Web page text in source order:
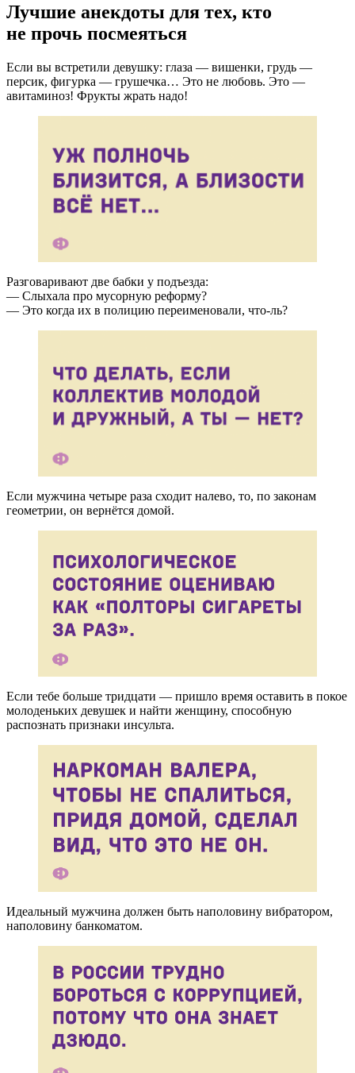
Лучшие анекдоты для тех, кто
не прочь посмеяться
Если вы встретили девушку: глаза — вишенки, грудь —
персик, фигурка — грушечка… Это не любовь. Это —
авитаминоз! Фрукты жрать надо!
Разговаривают две бабки у подъезда:
— Слыхала про мусорную реформу?
— Это когда их в полицию переименовали, что-ль?
Если мужчина четыре раза сходит налево, то, по законам
геометрии, он вернётся домой.
Если тебе больше тридцати — пришло время оставить в покое
молоденьких девушек и найти женщину, способную
распознать признаки инсульта.
Идеальный мужчина должен быть наполовину вибратором,
наполовину банкоматом.